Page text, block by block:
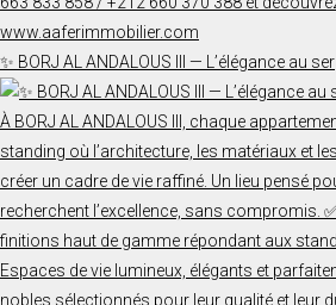
✨ BORJ AL ANDALOUS III — L’élégance au ser